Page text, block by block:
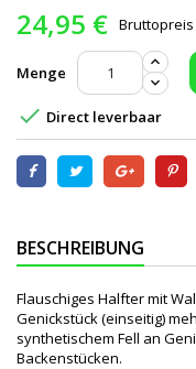
24,95 € Bruttopreis
Menge
 Direct leverbaar
BESCHREIBUNG
Flauschiges Halfter mit
Genickstück (einseitig)
synthetischem Fell an
Backenstücken.